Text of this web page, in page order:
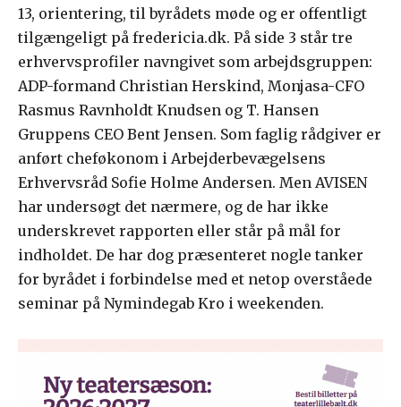
13, orientering, til byrådets møde og er offentligt
tilgængeligt på fredericia.dk. På side 3 står tre
erhvervsprofiler navngivet som arbejdsgruppen:
ADP-formand Christian Herskind, Monjasa-CFO
Rasmus Ravnholdt Knudsen og T. Hansen
Gruppens CEO Bent Jensen. Som faglig rådgiver er
anført cheføkonom i Arbejderbevægelsens
Erhvervsråd Sofie Holme Andersen. Men AVISEN
har undersøgt det nærmere, og de har ikke
underskrevet rapporten eller står på mål for
indholdet. De har dog præsenteret nogle tanker
for byrådet i forbindelse med et netop overståede
seminar på Nymindegab Kro i weekenden.